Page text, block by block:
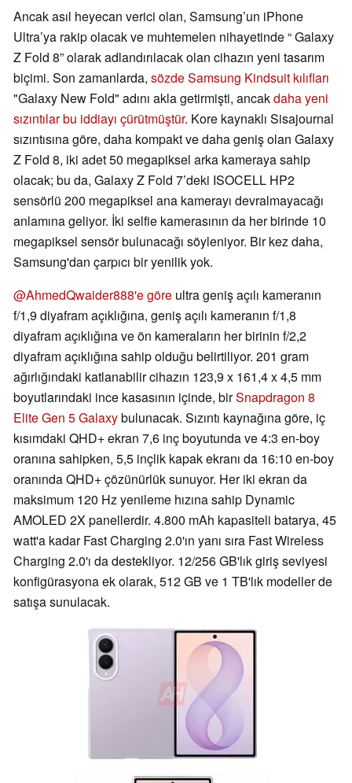
Ancak asıl heyecan verici olan, Samsung’un iPhone
Ultra’ya rakip olacak ve muhtemelen nihayetinde “ Galaxy
Z Fold 8” olarak adlandırılacak olan cihazın yeni tasarım
biçimi. Son zamanlarda, sözde Samsung Kindsuit kılıfları
"Galaxy New Fold" adını akla getirmişti, ancakdaha yeni
sızıntılar bu iddiayı çürütmüştür. Kore kaynaklı Sisajournal
sızıntısına göre, daha kompakt ve daha geniş olan Galaxy
Z Fold 8, iki adet 50 megapiksel arka kameraya sahip
olacak; bu da, Galaxy Z Fold 7’deki ISOCELL HP2
sensörlü 200 megapiksel ana kamerayı devralmayacağı
anlamına geliyor. İki selfie kamerasının da her birinde 10
megapiksel sensör bulunacağı söyleniyor. Bir kez daha,
Samsung'dan çarpıcı bir yenilik yok.
@AhmedQwaider888'e göre ultra geniş açılı kameranın
f/1,9 diyafram açıklığına, geniş açılı kameranın f/1,8
diyafram açıklığına ve ön kameraların her birinin f/2,2
diyafram açıklığına sahip olduğu belirtiliyor. 201 gram
ağırlığındaki katlanabilir cihazın 123,9 x 161,4 x 4,5 mm
boyutlarındaki ince kasasının içinde, birSnapdragon 8
Elite Gen 5 Galaxybulunacak. Sızıntı kaynağına göre, iç
kısımdaki QHD+ ekran 7,6 inç boyutunda ve 4:3 en-boy
oranına sahipken, 5,5 inçlik kapak ekranı da 16:10 en-boy
oranında QHD+ çözünürlük sunuyor. Her iki ekran da
maksimum 120 Hz yenileme hızına sahip Dynamic
AMOLED 2X panellerdir. 4.800 mAh kapasiteli batarya, 45
watt'a kadar Fast Charging 2.0'ın yanı sıra Fast Wireless
Charging 2.0'ı da destekliyor. 12/256 GB'lık giriş seviyesi
konfigürasyona ek olarak, 512 GB ve 1 TB'lık modeller de
satışa sunulacak.